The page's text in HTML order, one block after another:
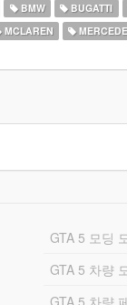
BMW BUGATTI
MCLAREN
GTA 5 모딩
GTA 5 차량
GTA 5 차량